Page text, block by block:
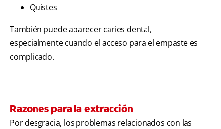
Quistes
También puede aparecer caries dental,
especialmente cuando el acceso para el empaste es
complicado.
Razones para la extracción
Por desgracia, los problemas relacionados con las